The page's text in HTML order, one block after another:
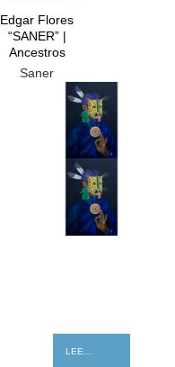
Edgar Flores
“SANER” |
Ancestros
Saner
GRATIS